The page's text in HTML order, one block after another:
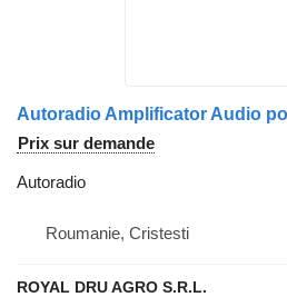
Prix sur demande
Autoradio
Roumanie, Cristesti
ROYAL DRU AGRO S.R.L.